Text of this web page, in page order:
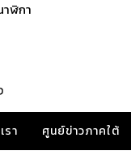
าฬิกา
รา ศูนย์ข่าวภาคใต้